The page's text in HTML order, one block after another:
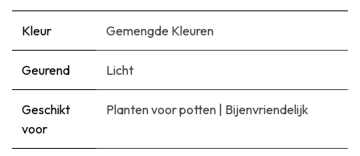
Kleur Gemengde Kleuren
Geurend Licht
Geschikt
voor
Planten voor potten | Bijenvriendelijk